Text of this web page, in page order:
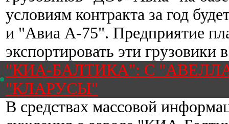
условиям контракта за год
и "Авиа А-75". Предприятие
экспортировать эти грузовики
"КИА-БАЛТИКА": С
"КЛАРУСЫ"
В средствах массовой